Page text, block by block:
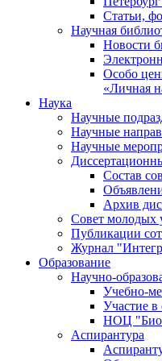
Статьи,
Научная
Новости
Особо
«Личная
Наука
Научные
Научные
Научные
Состав
Архив
Совет молодых
Публикации
Журнал
Образование
Научно-
Учебно-
Участие в
НОЦ
Аспирантура